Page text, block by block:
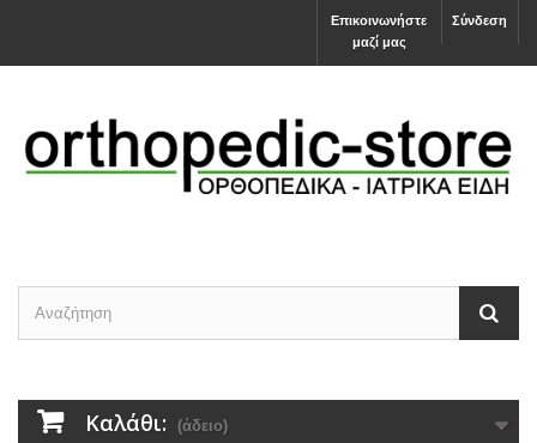
Σύνδεση
Επικοινωνήστε
μαζί μας
Καλάθι: (άδειο)